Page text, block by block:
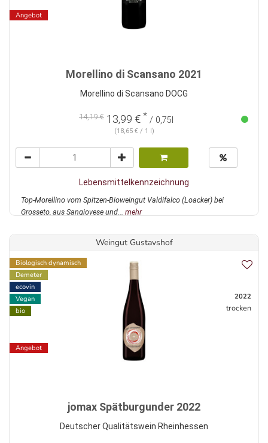
Angebot
Morellino di Scansano 2021
Morellino di Scansano DOCG
14,19 € 13,99 € * / 0,75l
(18,65 € / 1 l)
Lebensmittelkennzeichnung
Top-Morellino vom Spitzen-Bioweingut Valdifalco (Loacker) bei
Grosseto, aus Sangiovese und... mehr
Weingut Gustavshof
Biologisch dynamisch
Demeter
ecovin
Vegan
bio
Angebot
2022
trocken
jomax Spätburgunder 2022
Deutscher Qualitätswein Rheinhessen